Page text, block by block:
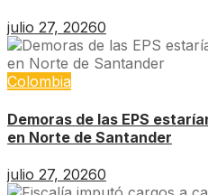
julio 27, 20260
Colombia
Demoras de las EPS
en Norte de Santander
julio 27, 20260